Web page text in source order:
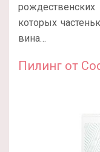
которых
вина…
Пилинг от